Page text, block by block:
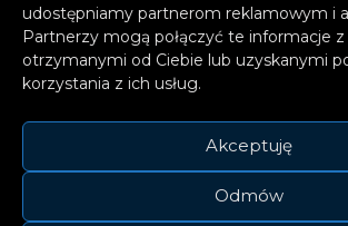
udostępniamy partnerom reklamowym i
Partnerzy mogą połączyć te informacje
otrzymanymi od Ciebie lub uzyskanymi
korzystania z ich usług.
Akceptuję
Odmów